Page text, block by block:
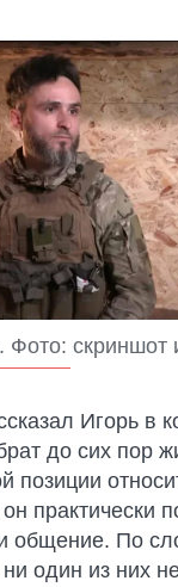
Фото: скриншот
Игорь в
до сих пор
позиции
практически
общение. По
один из них